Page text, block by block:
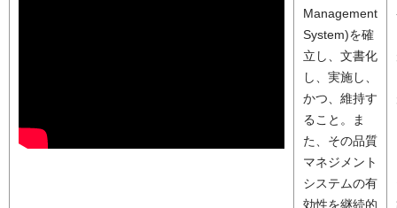
Management
System)を確
立し、文書化
し、実施し、
かつ、維持す
ること。ま
た、その品質
マネジメント
システムの有
効性を継続的